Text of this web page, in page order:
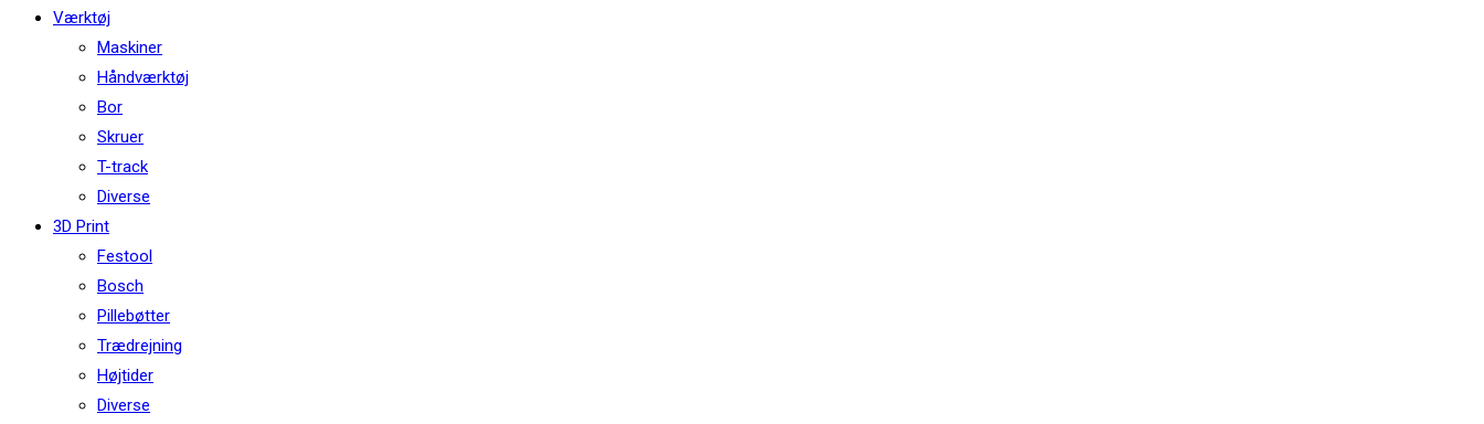
Værktøj
Maskiner
Håndværktøj
Bor
Skruer
T-track
Diverse
3D Print
Festool
Bosch
Pillebøtter
Trædrejning
Højtider
Diverse